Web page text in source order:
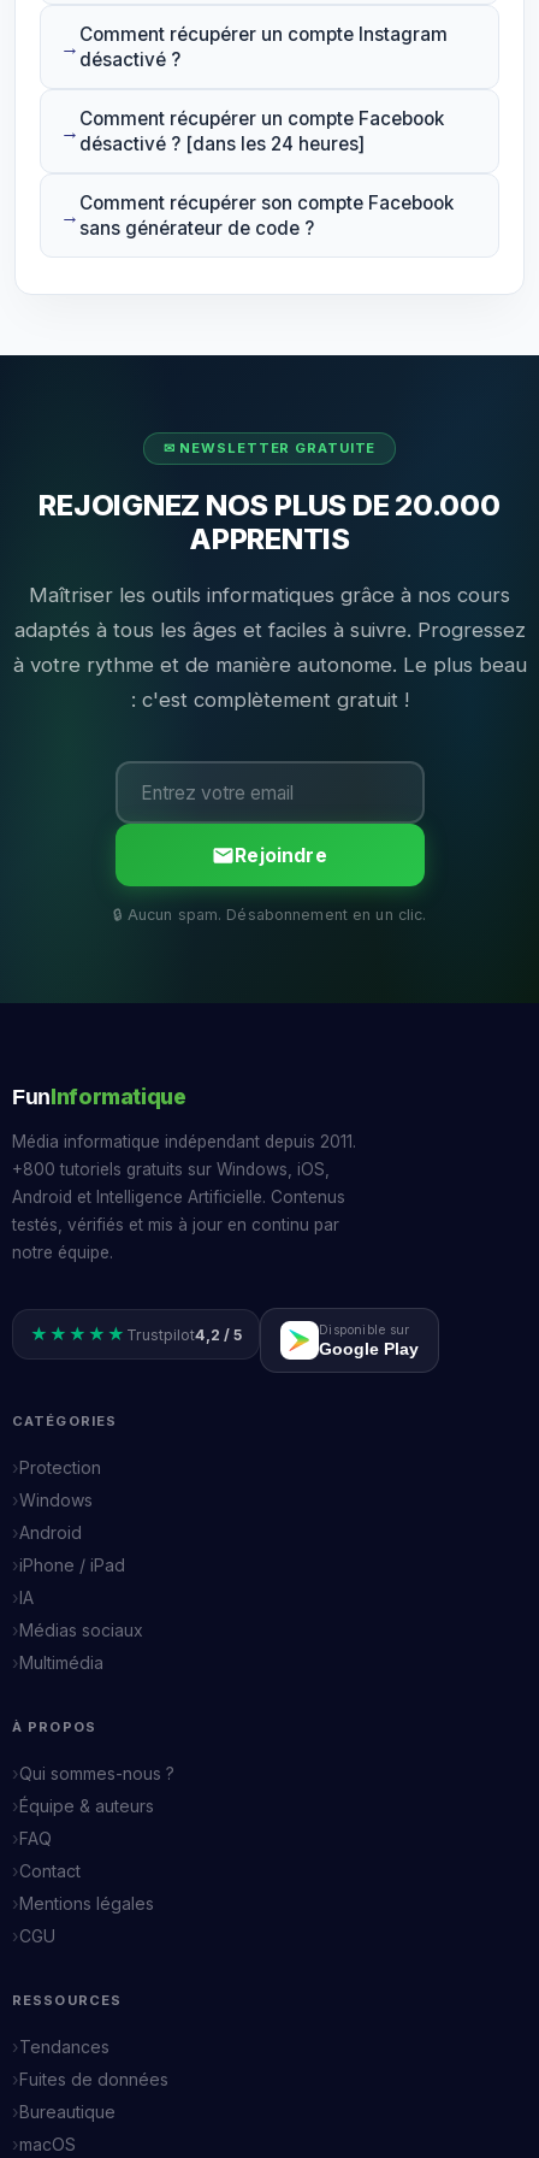
Comment récupérer un compte Instagram
désactivé ?
Comment récupérer un compte Facebook
désactivé ? [dans les 24 heures]
Comment récupérer son compte Facebook
sans générateur de code ?
REJOIGNEZ NOS PLUS DE 20.000
APPRENTIS
Maîtriser les outils informatiques grâce à nos cours
adaptés à tous les âges et faciles à suivre. Progressez
à votre rythme et de manière autonome. Le plus beau
: c'est complètement gratuit !
Rejoindre
FunInformatique
Média informatique indépendant depuis 2011.
+800 tutoriels gratuits sur Windows, iOS,
Android et Intelligence Artificielle. Contenus
testés, vérifiés et mis à jour en continu par
notre équipe.
★★★★★ Trustpilot4,2 / 5 Disponible sur
Google Play
CATÉGORIES
Protection
Windows
Android
iPhone / iPad
IA
Médias sociaux
Multimédia
À PROPOS
Qui sommes-nous ?
Équipe & auteurs
FAQ
Contact
Mentions légales
CGU
RESSOURCES
Tendances
Fuites de données
Bureautique
macOS